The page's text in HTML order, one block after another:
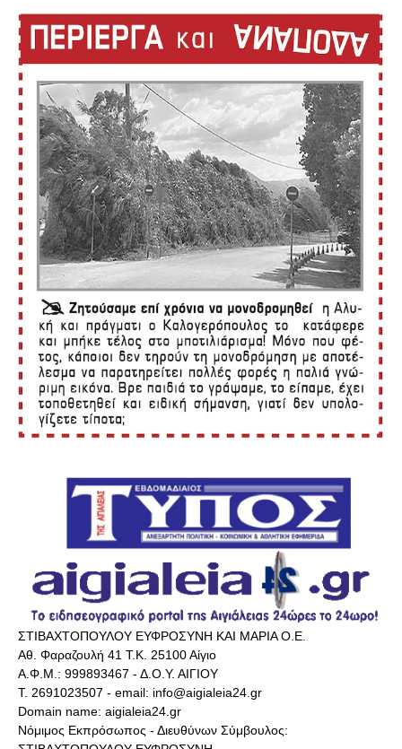
ΣΤΙΒΑΧΤΟΠΟΥΛΟΥ ΕΥΦΡΟΣΥΝΗ ΚΑΙ ΜΑΡΙΑ Ο.Ε.
Αθ. Φαραζουλή 41 Τ.Κ. 25100 Αίγιο
Α.Φ.Μ.: 999893467 - Δ.Ο.Υ. ΑΙΓΙΟΥ
Τ. 2691023507 - email: info@aigialeia24.gr
Domain name: aigialeia24.gr
Νόμιμος Εκπρόσωπος - Διευθύνων Σύμβουλος: